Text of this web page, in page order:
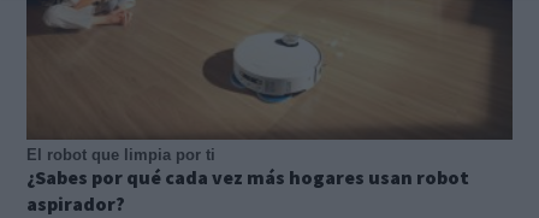
El robot que limpia por ti
¿Sabes por qué cada vez más hogares usan robot
aspirador?